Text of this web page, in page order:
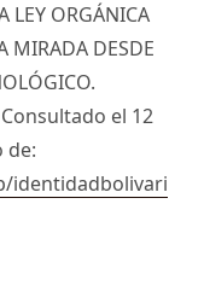
LEY ORGÁNICA
MIRADA DESDE
el 12
de:
identidadbolivari